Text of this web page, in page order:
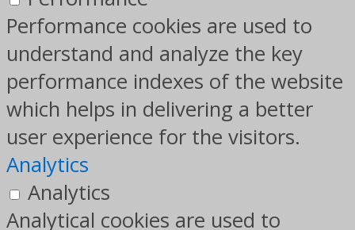
Performance cookies are used to
understand and analyze the key
performance indexes of the website
which helps in delivering a better
user experience for the visitors.
Analytics
Analytics
Analytical cookies are used to